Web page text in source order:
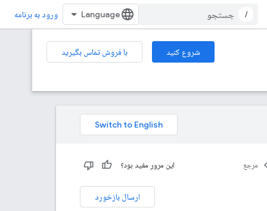
/ ورود به برنامه
شروع کنید با فروش تماس بگیرید
مرجع این مرور مفید بود؟
ارسال بازخورد